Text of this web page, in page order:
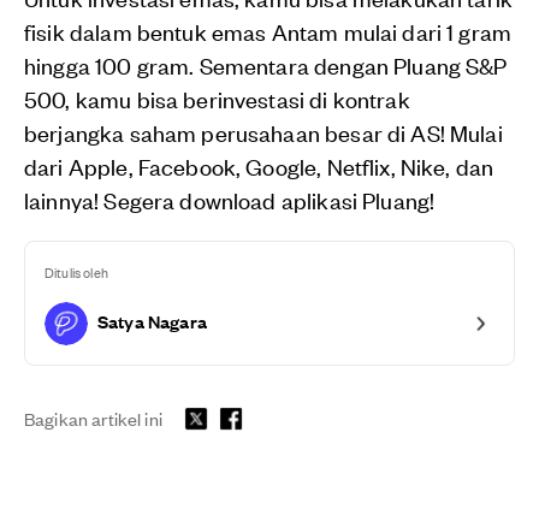
fisik dalam bentuk emas Antam mulai dari 1 gram
hingga 100 gram. Sementara dengan Pluang S&P
500, kamu bisa berinvestasi di kontrak
berjangka saham perusahaan besar di AS! Mulai
dari Apple, Facebook, Google, Netflix, Nike, dan
lainnya! Segera download aplikasi Pluang!
Ditulis oleh
Satya Nagara
Bagikan artikel ini